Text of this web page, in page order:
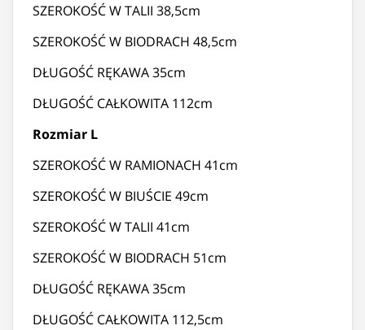
SZEROKOŚĆ W TALII 38,5cm
SZEROKOŚĆ W BIODRACH 48,5cm
DŁUGOŚĆ RĘKAWA 35cm
DŁUGOŚĆ CAŁKOWITA 112cm
Rozmiar L
SZEROKOŚĆ W RAMIONACH 41cm
SZEROKOŚĆ W BIUŚCIE 49cm
SZEROKOŚĆ W TALII 41cm
SZEROKOŚĆ W BIODRACH 51cm
DŁUGOŚĆ RĘKAWA 35cm
DŁUGOŚĆ CAŁKOWITA 112,5cm